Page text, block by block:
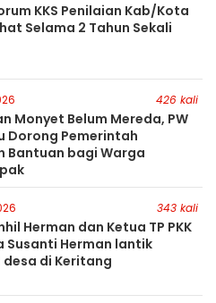
KKS Penilaian Kab/Kota
Selama 2 Tahun Sekali
426 kali
Monyet Belum Mereda, PW
Dorong Pemerintah
Bantuan bagi Warga
343 kali
Herman dan Ketua TP PKK
Susanti Herman lantik
di Keritang